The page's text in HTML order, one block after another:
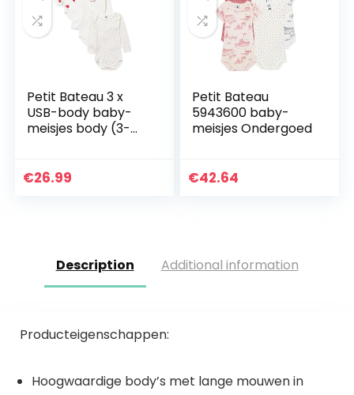
Petit Bateau 3 x
USB-body baby-
meisjes body (3-
€26.99
Petit Bateau
5943600 baby-
meisjes Ondergoed
€42.64
Description Additional information
Producteigenschappen:
Hoogwaardige body’s met lange mouwen in